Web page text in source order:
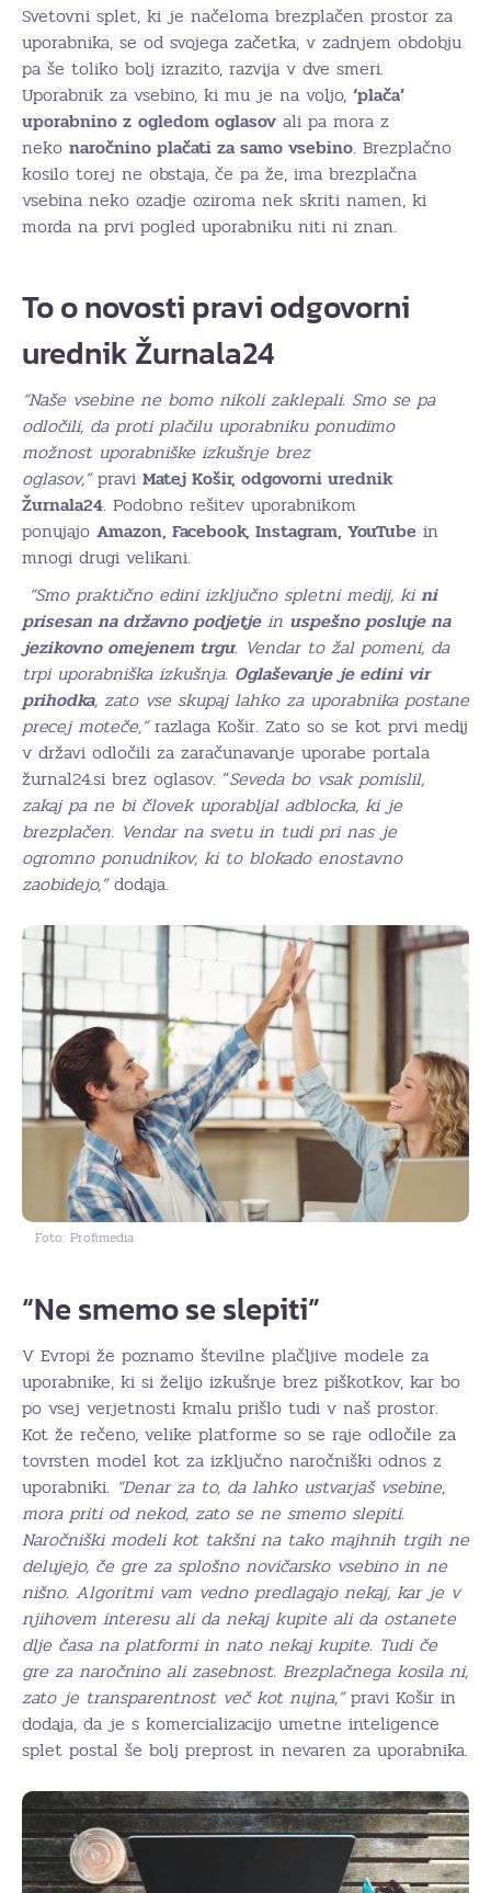
Svetovni splet, ki je načeloma brezplačen prostor za
uporabnika, se od svojega začetka, v zadnjem obdobju
pa še toliko bolj izrazito, razvija v dve smeri.
Uporabnik za vsebino, ki mu je na voljo, ‘plača’
uporabnino z ogledom oglasov ali pa mora z
neko naročnino plačati za samo vsebino. Brezplačno
kosilo torej ne obstaja, če pa že, ima brezplačna
vsebina neko ozadje oziroma nek skriti namen, ki
morda na prvi pogled uporabniku niti ni znan.
To o novosti pravi odgovorni
urednik Žurnala24
“Naše vsebine ne bomo nikoli zaklepali. Smo se pa
odločili, da proti plačilu uporabniku ponudimo
možnost uporabniške izkušnje brez
oglasov,”pravi Matej Košir, odgovorni urednik
Žurnala24. Podobno rešitev uporabnikom
ponujajo Amazon, Facebook, Instagram, YouTube in
mnogi drugi velikani.
“Smo praktično edini izključno spletni medij, kini
prisesan na državno podjetjein uspešno posluje na
jezikovno omejenem trgu. Vendar to žal pomeni, da
trpi uporabniška izkušnja. Oglaševanje je edini vir
prihodka, zato vse skupaj lahko za uporabnika postane
precej moteče,”razlaga Košir. Zato so se kot prvi medij
v državi odločili za zaračunavanje uporabe portala
žurnal24.si brez oglasov. “Seveda bo vsak pomislil,
zakaj pa ne bi človek uporabljal adblocka, ki je
brezplačen. Vendar na svetu in tudi pri nas je
ogromno ponudnikov, ki to blokado enostavno
zaobidejo,”dodaja.
Foto: Profimedia
“Ne smemo se slepiti”
V Evropi že poznamo številne plačljive modele za
uporabnike, ki si želijo izkušnje brez piškotkov, kar bo
po vsej verjetnosti kmalu prišlo tudi v naš prostor.
Kot že rečeno, velike platforme so se raje odločile za
tovrsten model kot za izključno naročniški odnos z
uporabniki. “Denar za to, da lahko ustvarjaš vsebine,
mora priti od nekod, zato se ne smemo slepiti.
Naročniški modeli kot takšni na tako majhnih trgih ne
delujejo, če gre za splošno novičarsko vsebino in ne
nišno. Algoritmi vam vedno predlagajo nekaj, kar je v
njihovem interesu ali da nekaj kupite ali da ostanete
dlje časa na platformi in nato nekaj kupite. Tudi če
gre za naročnino ali zasebnost. Brezplačnega kosila ni,
zato je transparentnost več kot nujna,”pravi Košir in
dodaja, da je s komercializacijo umetne inteligence
splet postal še bolj preprost in nevaren za uporabnika.